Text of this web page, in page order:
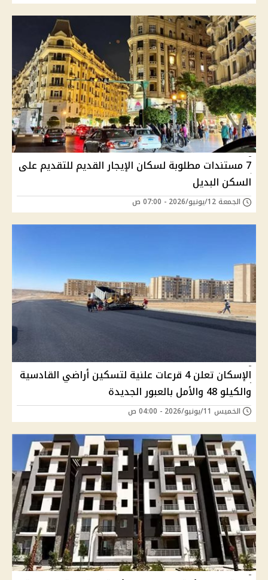
7 مستندات مطلوبة لسكان الإيجار القديم للتقديم على
السكن البديل
الجمعة 12/يونيو/2026 - 07:00 ص
الإسكان تعلن 4 قرعات علنية لتسكين أراضي القادسية
والكيلو 48 والأمل بالعبور الجديدة
الخميس 11/يونيو/2026 - 04:00 ص